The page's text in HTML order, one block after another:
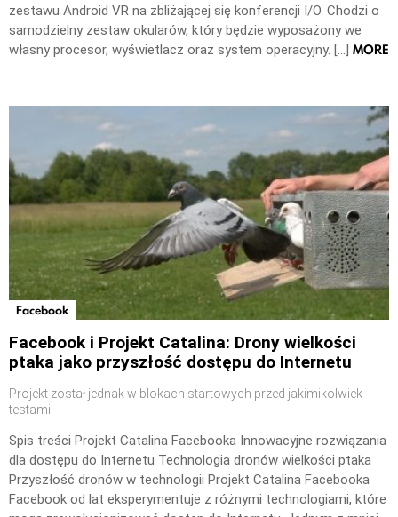
zestawu Android VR na zbliżającej się konferencji I/O. Chodzi o
samodzielny zestaw okularów, który będzie wyposażony we
własny procesor, wyświetlacz oraz system operacyjny. […] MORE
Facebook
Facebook i Projekt Catalina: Drony wielkości
ptaka jako przyszłość dostępu do Internetu
Projekt został jednak w blokach startowych przed jakimikolwiek
testami
Spis treści Projekt Catalina Facebooka Innowacyjne rozwiązania
dla dostępu do Internetu Technologia dronów wielkości ptaka
Przyszłość dronów w technologii Projekt Catalina Facebooka
Facebook od lat eksperymentuje z różnymi technologiami, które